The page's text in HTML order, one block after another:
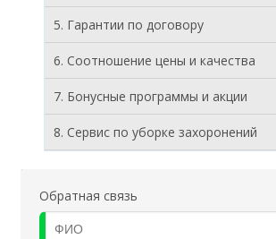
5. Гарантии по договору
6. Соотношение цены и качества
7. Бонусные программы и акции
8. Cервис по уборке захоронений
Обратная связь